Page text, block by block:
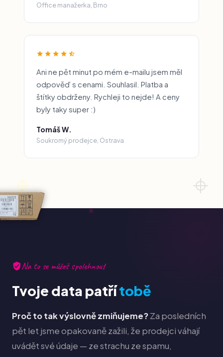
Office manažerka, Brno
Ani ne pět minut po mém e-mailu jsem měl
odpověď s cenami. Souhlasil. Platba a
štítky obdrženy. Rychleji to nejde! A ceny
byly taky super :)
Tomáš W.
Soukromý prodejce, Ostrava
Na to se můžeš spolehnout
Tvoje data patřítobě
Proč to tak výslovně zmiňujeme?Za posledních
pět let jsme opakovaně zažili, že prodejci váhají
uvádět své údaje — ze strachu ze spamu,